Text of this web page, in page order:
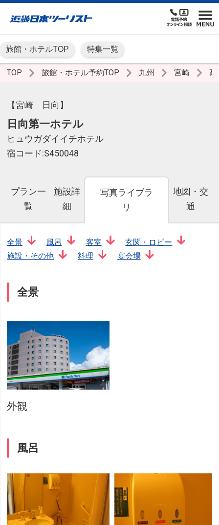
旅館・ホテルTOP 特集一覧
TOP 旅館・ホテル予約TOP 九州 宮崎 高
【宮崎 日向】
日向第一ホテル
ヒュウガダイイチホテル
宿コード:S450048
プラン一
覧
施設詳
細
写真ライブラ
リ
地図・交
通
全景 風呂 客室
玄関・ロビー
施設・その他
料理 宴会場
全景
外観
風呂